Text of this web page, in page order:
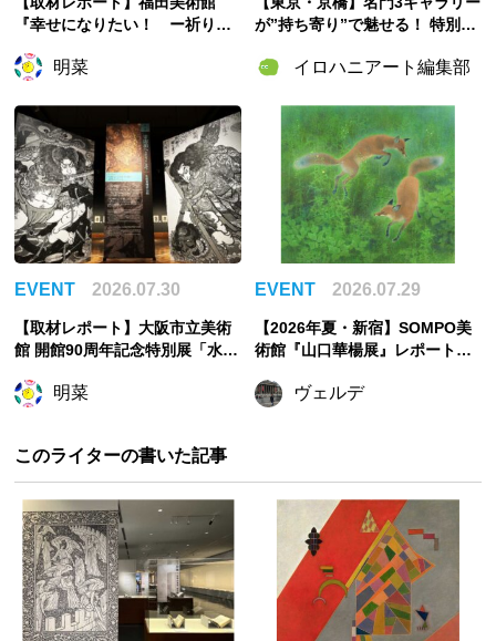
『幸せになりたい！ ー祈りの
私が祈ったこと
明菜
が”持ち寄り”で魅せる！ 特別企
SHI」Gallery & Bakery Tokyo
イロハニアート編集部
EVENT 2026.07.30
【取材レポート】大阪市立美術
館 開館90周年記念特別展「水滸
き込む世界観
明菜
EVENT 2026.07.29
【2026年夏・新宿】SOMPO美
術館『山口華楊展』レポート！
命の美」とは
ヴェルデ
このライターの書いた記事